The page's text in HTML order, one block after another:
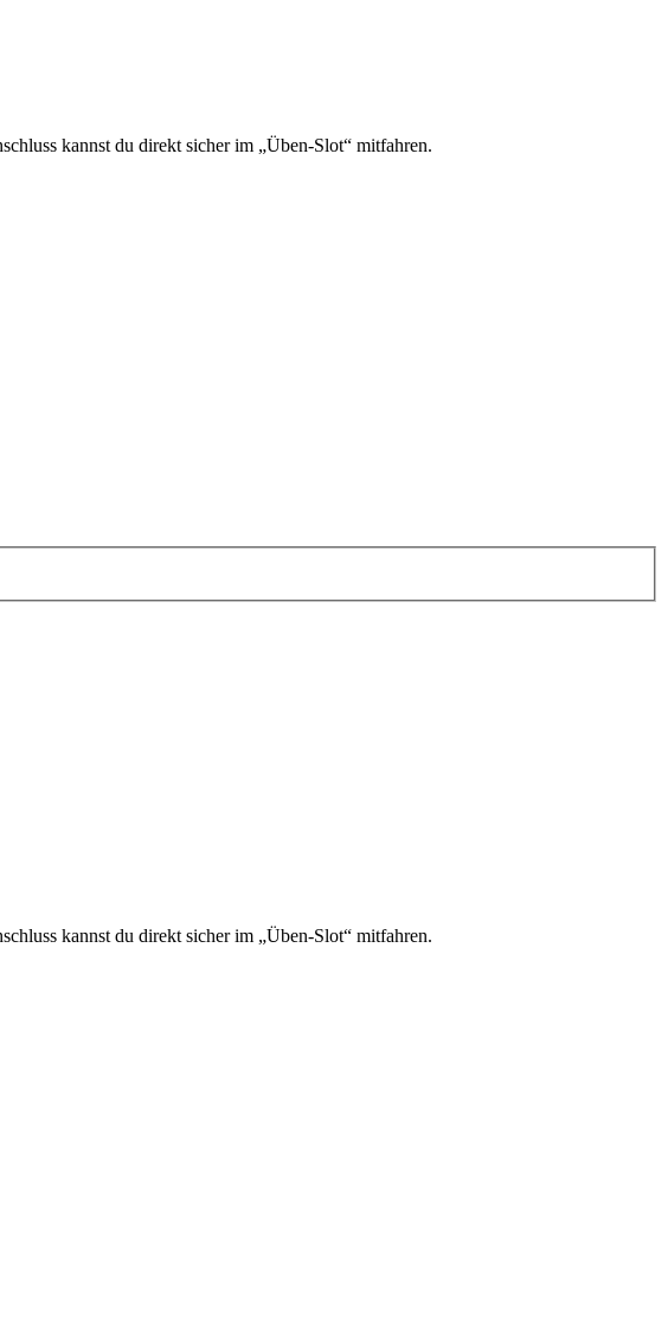
kannst du direkt sicher im „Üben-Slot“ mitfahren.
kannst du direkt sicher im „Üben-Slot“ mitfahren.